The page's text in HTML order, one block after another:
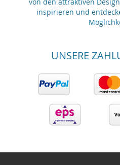
inspirieren und
UNSERE